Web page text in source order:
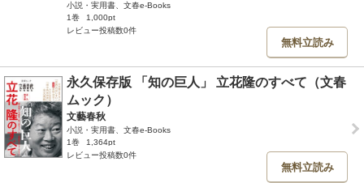
小説・実用書、文春e-Books
1巻
1,000pt
レビュー投稿数0件
無料立読み
永久保存版 「知の巨人」 立花隆のすべて（文春
ムック）
文藝春秋
小説・実用書、文春e-Books
1巻
1,364pt
レビュー投稿数0件
無料立読み